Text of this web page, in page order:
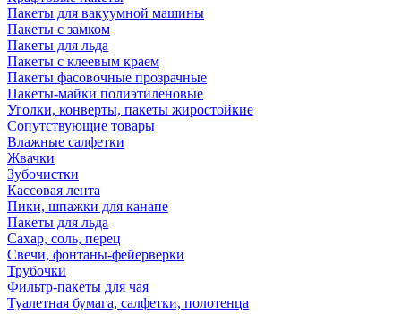
Пакеты для вакуумной машины
Пакеты с замком
Пакеты для льда
Пакеты с клеевым краем
Пакеты фасовочные прозрачные
Пакеты-майки полиэтиленовые
Уголки, конверты, пакеты жиростойкие
Сопутствующие товары
Влажные салфетки
Жвачки
Зубочистки
Кассовая лента
Пики, шпажки для канапе
Пакеты для льда
Сахар, соль, перец
Свечи, фонтаны-фейерверки
Трубочки
Фильтр-пакеты для чая
Туалетная бумага, салфетки, полотенца